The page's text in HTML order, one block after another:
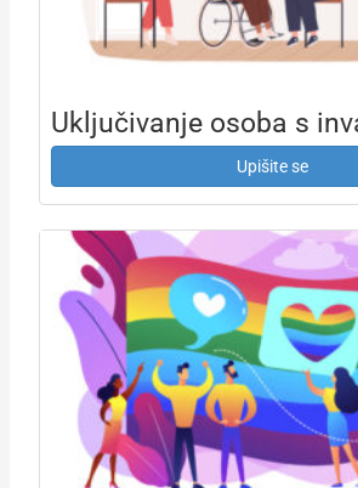
Uključivanje osoba s
Upišite se